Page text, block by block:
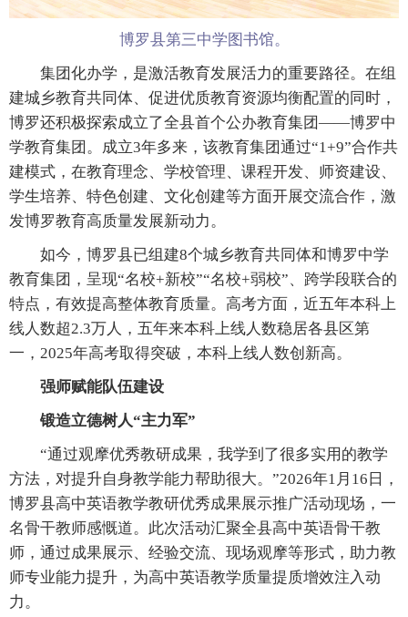
博罗县第三中学图书馆。
集团化办学，是激活教育发展活力的重要路径。在组
建城乡教育共同体、促进优质教育资源均衡配置的同时，
博罗还积极探索成立了全县首个公办教育集团——博罗中
学教育集团。成立3年多来，该教育集团通过“1+9”合作共
建模式，在教育理念、学校管理、课程开发、师资建设、
学生培养、特色创建、文化创建等方面开展交流合作，激
发博罗教育高质量发展新动力。
如今，博罗县已组建8个城乡教育共同体和博罗中学
教育集团，呈现“名校+新校”“名校+弱校”、跨学段联合的
特点，有效提高整体教育质量。高考方面，近五年本科上
线人数超2.3万人，五年来本科上线人数稳居各县区第
一，2025年高考取得突破，本科上线人数创新高。
强师赋能队伍建设
锻造立德树人“主力军”
“通过观摩优秀教研成果，我学到了很多实用的教学
方法，对提升自身教学能力帮助很大。”2026年1月16日，
博罗县高中英语教学教研优秀成果展示推广活动现场，一
名骨干教师感慨道。此次活动汇聚全县高中英语骨干教
师，通过成果展示、经验交流、现场观摩等形式，助力教
师专业能力提升，为高中英语教学质量提质增效注入动
力。